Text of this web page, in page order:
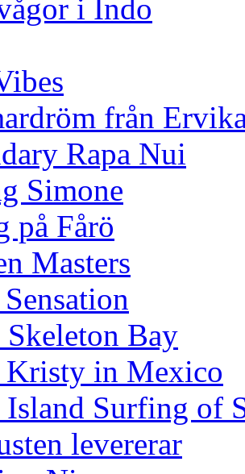
i Indo
från
Rapa Nui
Simone
på Fårö
Masters
Skeleton Bay
in Mexico
Island Surfing of
levererar